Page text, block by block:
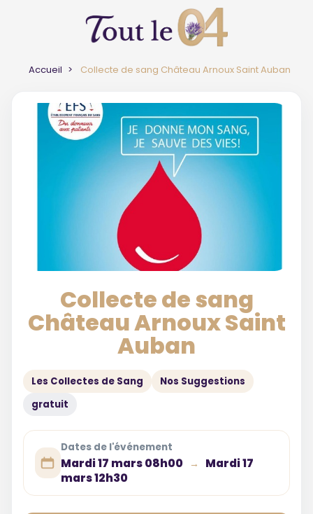
Accueil Collecte de sang Château Arnoux Saint Auban
Collecte de sang
Château Arnoux Saint
Auban
Les Collectes de Sang
Nos Suggestions
gratuit
Dates de l'événement
Mardi 17 mars 08h00 →
Mardi 17
mars 12h30